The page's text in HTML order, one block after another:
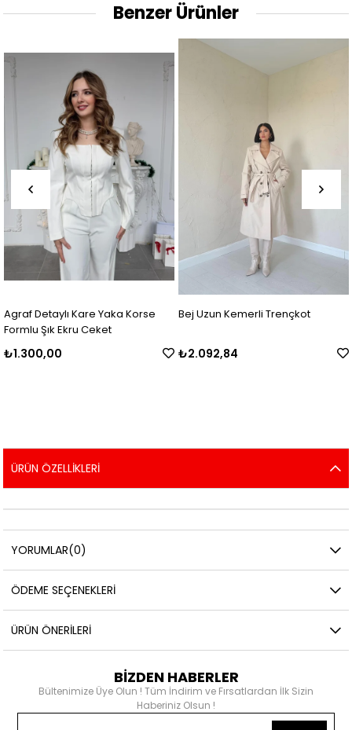
Benzer Ürünler
Bej Uzun Kemerli Trençkot
₺2.092,84
Garnili Trençkot Haki-Bej
₺1.321,79
ÜRÜN ÖZELLIKLERI
YORUMLAR(0)
ÖDEME SEÇENEKLERI
ÜRÜN ÖNERILERI
BİZDEN HABERLER
Bültenimize Üye Olun ! Tüm İndirim ve Fırsatlardan İlk Sizin
Haberiniz Olsun !